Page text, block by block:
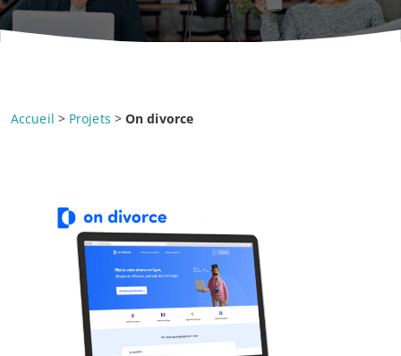
Accueil > Projets >On divorce